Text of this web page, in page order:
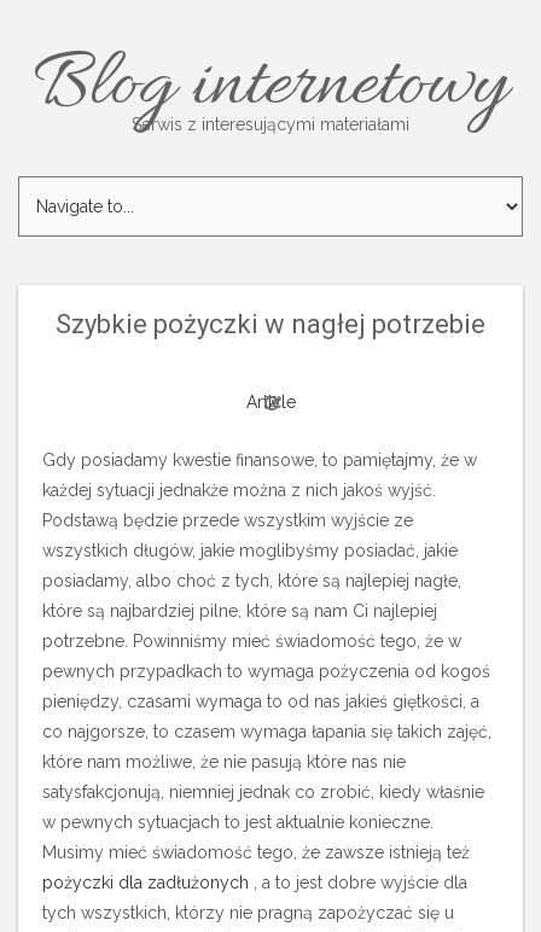
Blog internetowy
Serwis z interesującymi materiałami
Szybkie pożyczki w nagłej potrzebie
Article
Gdy posiadamy kwestie finansowe, to pamiętajmy, że w
każdej sytuacji jednakże można z nich jakoś wyjść.
Podstawą będzie przede wszystkim wyjście ze
wszystkich długów, jakie moglibyśmy posiadać, jakie
posiadamy, albo choć z tych, które są najlepiej nagłe,
które są najbardziej pilne, które są nam Ci najlepiej
potrzebne. Powinniśmy mieć świadomość tego, że w
pewnych przypadkach to wymaga pożyczenia od kogoś
pieniędzy, czasami wymaga to od nas jakieś giętkości, a
co najgorsze, to czasem wymaga łapania się takich zajęć,
które nam możliwe, że nie pasują które nas nie
satysfakcjonują, niemniej jednak co zrobić, kiedy właśnie
w pewnych sytuacjach to jest aktualnie konieczne.
Musimy mieć świadomość tego, że zawsze istnieją też
pożyczki dla zadłużonych , a to jest dobre wyjście dla
tych wszystkich, którzy nie pragną zapożyczać się u